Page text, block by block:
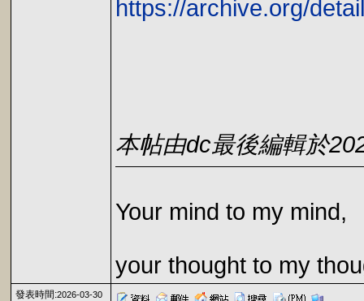
https://archive.org/
本帖由dc最後編輯於
Your mind to my mind,
your thought to my
發表時間:2026-03-30